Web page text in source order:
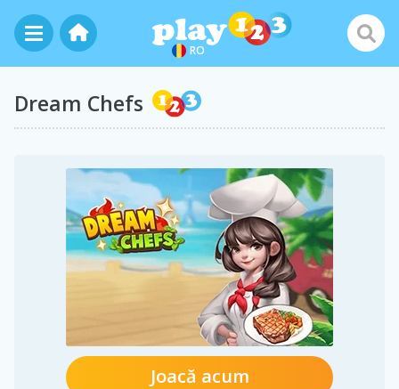
RO
Dream Chefs
Joacă acum